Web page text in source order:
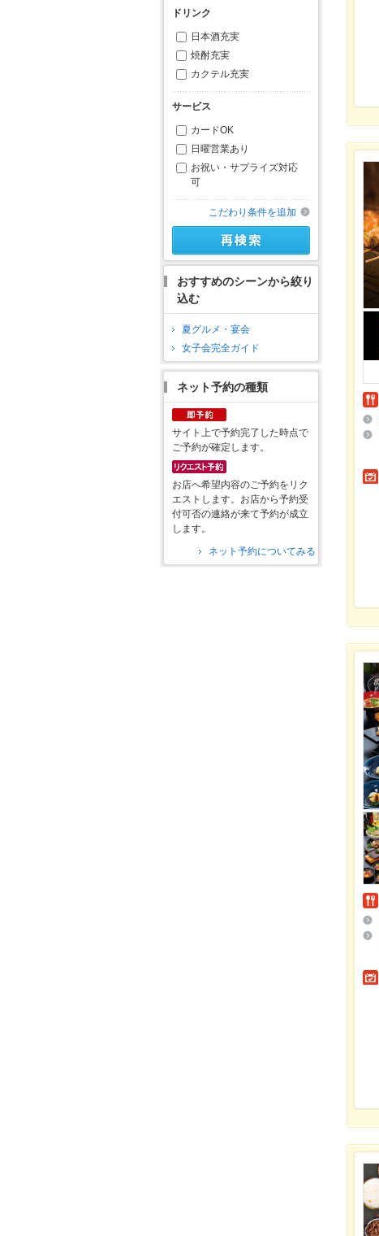
ドリンク
日本酒充実
焼酎充実
カクテル充実
サービス
カードOK
日曜営業あり
お祝い・サプライズ対応
可
こだわり条件を追加
おすすめのシーンから絞り
込む
夏グルメ・宴会
女子会完全ガイド
ネット予約の種類
サイト上で予約完了した時点で
ご予約が確定します。
お店へ希望内容のご予約をリク
エストします。お店から予約受
付可否の連絡が来て予約が成立
します。
ネット予約についてみる